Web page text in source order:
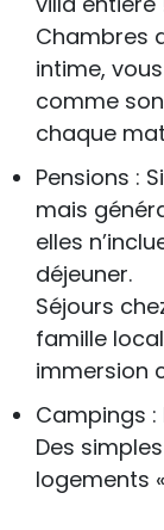
Chambres
intime,
comme
chaque
Pensions :
mais
elles
déjeuner.
Séjours
famille
immersion
Campings :
Des
logements